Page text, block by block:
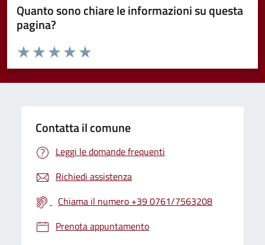
Quanto sono chiare le informazioni su questa
pagina?
Valuta da 1 a 5 stelle la pagina
Valuta 5 stelle su 5
Valuta 4 stelle su 5
Valuta 3 stelle su 5
Valuta 2 stelle su 5
Valuta 1 stelle su 5
Contatta il comune
Leggi le domande frequenti
Richiedi assistenza
Chiama il numero +39 0761/7563208
Prenota appuntamento